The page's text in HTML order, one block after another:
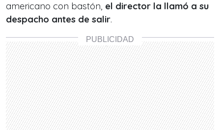
americano con bastón, el director la llamó a su
despacho antes de salir.